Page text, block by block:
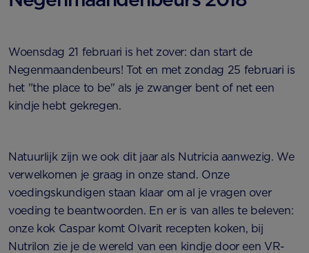
Woensdag 21 februari is het zover: dan start de
Negenmaandenbeurs! Tot en met zondag 25 februari is
het "the place to be" als je zwanger bent of net een
kindje hebt gekregen.
Natuurlijk zijn we ook dit jaar als Nutricia aanwezig. We
verwelkomen je graag in onze stand. Onze
voedingskundigen staan klaar om al je vragen over
voeding te beantwoorden. En er is van alles te beleven:
onze kok Caspar komt Olvarit recepten koken, bij
Nutrilon zie je de wereld van een kindje door een VR-